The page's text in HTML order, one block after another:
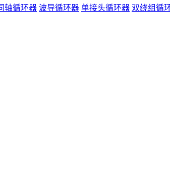
轴循环器 波导循环器 单接头循环器 双绕组循